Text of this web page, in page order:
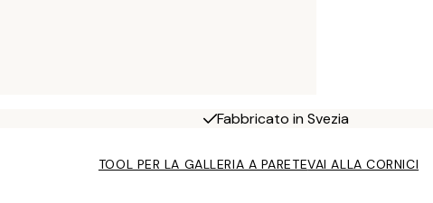
Fabbricato in Svezia
TOOL PER LA GALLERIA A PARETEVAI ALLA CORNICI